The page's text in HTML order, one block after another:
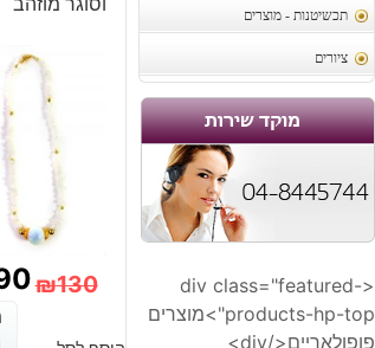
תכשיטנות - מוצרים
ציורים
<div class="featured-
products-hp-top">מוצרים
פופולאריים</div>
₪130